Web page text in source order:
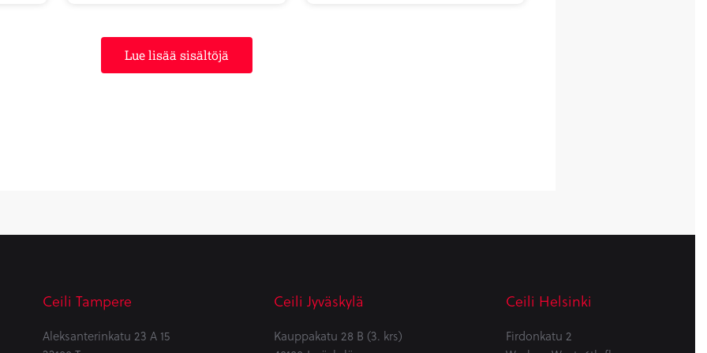
Lue lisää sisältöjä
Ceili Tampere
Aleksanterinkatu 23 A 15
Ceili Jyväskylä
Kauppakatu 28 B (3. krs)
Ceili Helsinki
Firdonkatu 2